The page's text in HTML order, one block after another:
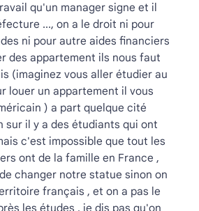
qu'un manager signe et il
..., on a le droit ni pour
ni pour autre aides financiers
des appartement ils nous faut
(imaginez vous aller étudier au
louer un appartement il vous
) a part quelque cité
sur il y a des étudiants qui ont
c'est impossible que tout les
ont de la famille en France ,
changer notre statue sinon on
français , et on a pas le
les études , je dis pas qu'on